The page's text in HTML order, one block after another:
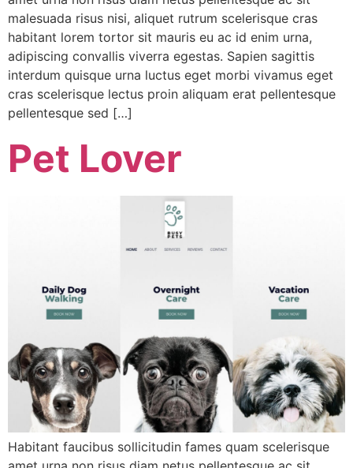
malesuada risus nisi, aliquet rutrum scelerisque cras
habitant lorem tortor sit mauris eu ac id enim urna,
adipiscing convallis viverra egestas. Sapien sagittis
interdum quisque urna luctus eget morbi vivamus eget
cras scelerisque lectus proin aliquam erat pellentesque
pellentesque sed […]
Pet Lover
Habitant faucibus sollicitudin fames quam scelerisque